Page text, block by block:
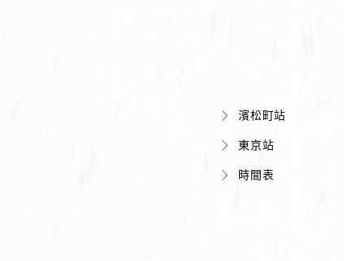
濱松町站
東京站
時間表